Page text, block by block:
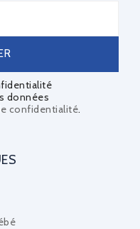
données
confidentialité.